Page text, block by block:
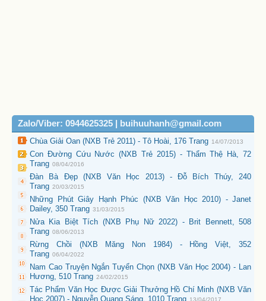
Zalo/Viber: 0944625325 | buihuuhanh@gmail.com
Chùa Giải Oan (NXB Trẻ 2011) - Tô Hoài, 176 Trang 14/07/2013
Con Đường Cứu Nước (NXB Trẻ 2015) - Thẩm Thệ Hà, 72
Trang 08/04/2016
Đàn Bà Đẹp (NXB Văn Học 2013) - Đỗ Bích Thúy, 240
Trang 20/03/2015
Những Phút Giây Hạnh Phúc (NXB Văn Học 2010) - Janet
Dailey, 350 Trang 31/03/2015
Nửa Kia Biệt Tích (NXB Phụ Nữ 2022) - Brit Bennett, 508
Trang 08/06/2013
Rừng Chồi (NXB Măng Non 1984) - Hồng Việt, 352
Trang 06/04/2022
Nam Cao Truyện Ngắn Tuyển Chọn (NXB Văn Học 2004) - Lan
Hương, 510 Trang 24/02/2015
Tác Phẩm Văn Học Được Giải Thưởng Hồ Chí Minh (NXB Văn
Học 2007) - Nguyễn Quang Sáng, 1010 Trang